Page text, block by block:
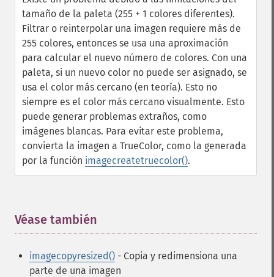
tamaño de la paleta (255 + 1 colores diferentes).
Filtrar o reinterpolar una imagen requiere más de
255 colores, entonces se usa una aproximación
para calcular el nuevo número de colores. Con una
paleta, si un nuevo color no puede ser asignado, se
usa el color más cercano (en teoría). Esto no
siempre es el color más cercano visualmente. Esto
puede generar problemas extraños, como
imágenes blancas. Para evitar este problema,
convierta la imagen a TrueColor, como la generada
por la función imagecreatetruecolor().
Véase también
imagecopyresized() - Copia y redimensiona una
parte de una imagen